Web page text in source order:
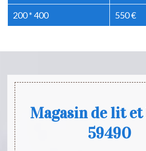
200 * 400 550 €
Magasin de lit
59490